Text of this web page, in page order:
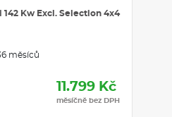
142 Kw Excl. Selection 4x4
měsíců
11.799 Kč
měsíčně bez DPH